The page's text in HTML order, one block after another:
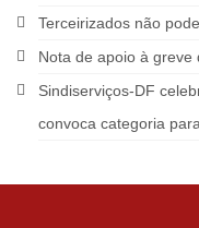
Terceirizados não
Nota de apoio à greve
Sindiserviços-DF
convoca categoria